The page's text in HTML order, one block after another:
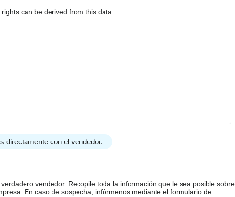
can be derived from this data.
directamente con el vendedor.
vendedor. Recopile toda la información que le sea posible sobre
En caso de sospecha, infórmenos mediante el formulario de